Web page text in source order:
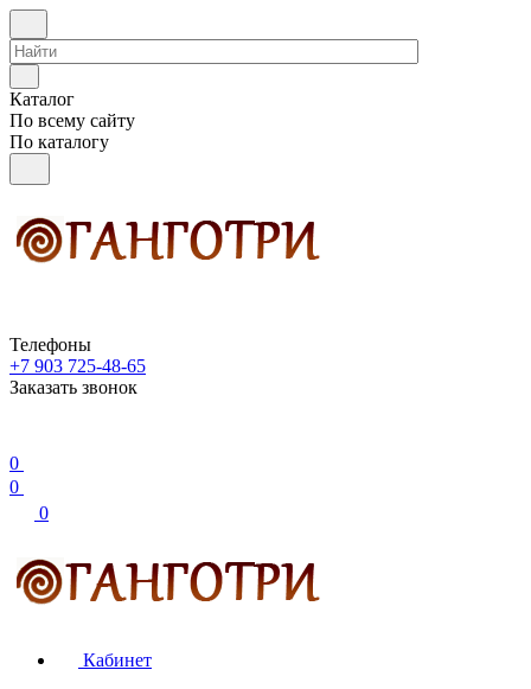
Каталог
По всему сайту
По каталогу
Телефоны
+7 903 725-48-65
Заказать звонок
0
0
0
Кабинет